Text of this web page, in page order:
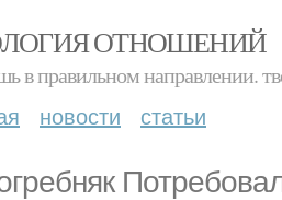
ОТНОШЕНИЙ
в правильном направлении.
новости статьи